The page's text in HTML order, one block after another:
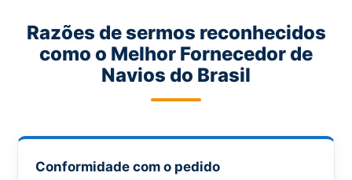
Razões de sermos reconhecidos
como o Melhor Fornecedor de
Navios do Brasil
Conformidade com o pedido